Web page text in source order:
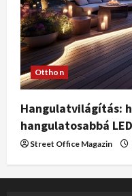
Otthon
Hangulatvilágítás:
hangulatosabbá
Street Office Magazin